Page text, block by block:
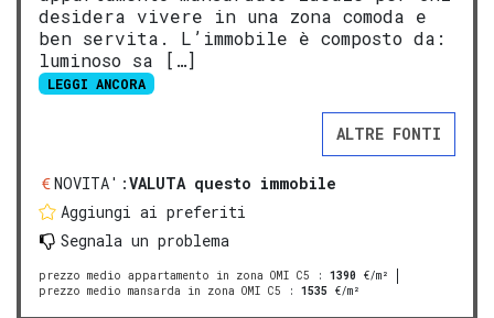
desidera vivere in una zona comoda e
ben servita. L’immobile è composto da:
luminoso sa […]
LEGGI ANCORA
ALTRE FONTI
NOVITA':VALUTA questo immobile
Aggiungi ai preferiti
Segnala un problema
prezzo medio appartamento in zona OMI C5 : 1390 €/m²
prezzo medio mansarda in zona OMI C5 : 1535 €/m²